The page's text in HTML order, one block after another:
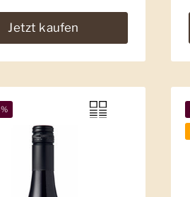
Jetzt kaufen